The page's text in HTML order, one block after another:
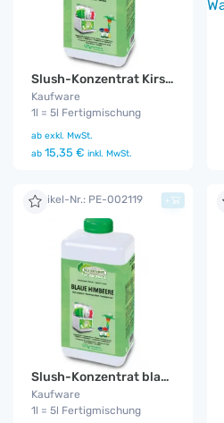
Slush-Konzentrat Kirsche
Kaufware
1l = 5l Fertigmischung
ab exkl. MwSt.
ab 15,35 € inkl. MwSt.
Artikel-Nr.: PE-002119
Slush-Konzentrat blaue Himbeere
Kaufware
1l = 5l Fertigmischung
+